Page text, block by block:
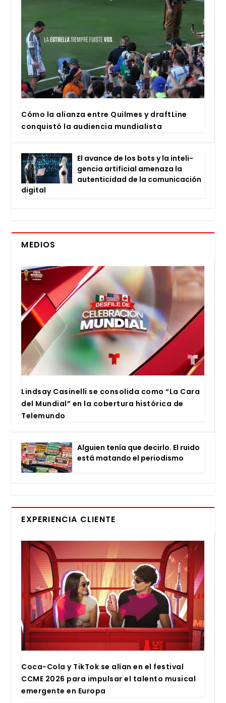
Cómo la alian­za entre Quil­mes y draftLi­ne
con­quis­tó la audien­cia mun­dia­lis­ta
El avan­ce de los bots y la inte­li­
gen­cia arti­fi­cial ame­na­za la
auten­ti­ci­dad de la comu­ni­ca­ción
digi­tal
MEDIOS
Lind­say Casi­ne­lli se con­so­li­da como “La Cara
del Mun­dial” en la cober­tu­ra his­tó­ri­ca de
Tele­mun­do
Alguien tenía que decir­lo. El rui­do
está matan­do el perio­dis­mo
EXPERIENCIA CLIENTE
Coca-Cola y Tik­Tok se alían en el fes­ti­val
CCME 2026 para impul­sar el talen­to musi­cal
emer­gen­te en Euro­pa